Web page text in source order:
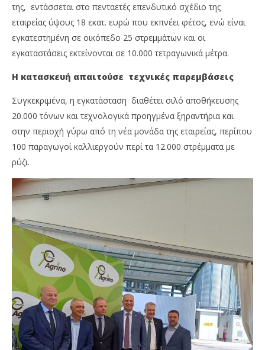
Εμβληματικό έργο, που αναβαθμίζει την
εφοδιαστική αλυσίδα, η νέα μονάδα Agrino στο
Κλειδί Ημαθίας
19/05/2025
pressroom
της, εντάσσεται στο πενταετές επενδυτικό σχέδιο της
εταιρείας ύψους 18 εκατ. ευρώ που εκπνέει φέτος, ενώ είναι
εγκατεστημένη σε οικόπεδο 25 στρεμμάτων και οι
εγκαταστάσεις εκτείνονται σε 10.000 τετραγωνικά μέτρα.
Η κατασκευή απαιτούσε τεχνικές παρεμβάσεις
Συγκεκριμένα, η εγκατάσταση διαθέτει σιλό αποθήκευσης
20.000 τόνων και τεχνολογικά προηγμένα ξηραντήρια και
στην περιοχή γύρω από τη νέα μονάδα της εταιρείας, περίπου
100 παραγωγοί καλλιεργούν περί τα 12.000 στρέμματα με
ρύζι.